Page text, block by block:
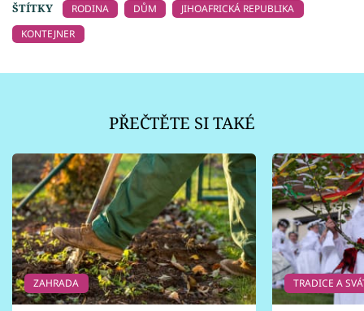
ŠTÍTKY
RODINA DŮM
JIHOAFRICKÁ REPUBLIKA
KONTEJNER
PŘEČTĚTE SI TAKÉ
ZAHRADA TRADICE A